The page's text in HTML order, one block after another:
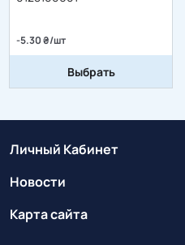
-5.30 ₴/шт
Выбрать
Личный Кабинет
Новости
Карта сайта